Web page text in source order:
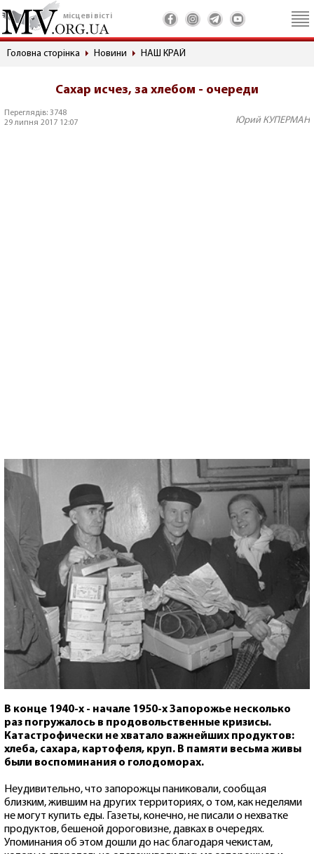
місцеві вісті
Головна сторінка Новини НАШ КРАЙ
Сахар исчез, за хлебом - очереди
Переглядів: 3748
29 липня 2017 12:07
Юрий КУПЕРМАН
В конце 1940-х - начале 1950-х Запорожье несколько
раз погружалось в продовольственные кризисы.
Катастрофически не хватало важнейших продуктов:
хлеба, сахара, картофеля, круп. В памяти весьма живы
были воспоминания о голодоморах.
Неудивительно, что запорожцы паниковали, сообщая
близким, жившим на других территориях, о том, как неделями
не могут купить еды. Газеты, конечно, не писали о нехватке
продуктов, бешеной дороговизне, давках в очередях.
Упоминания об этом дошли до нас благодаря чекистам,